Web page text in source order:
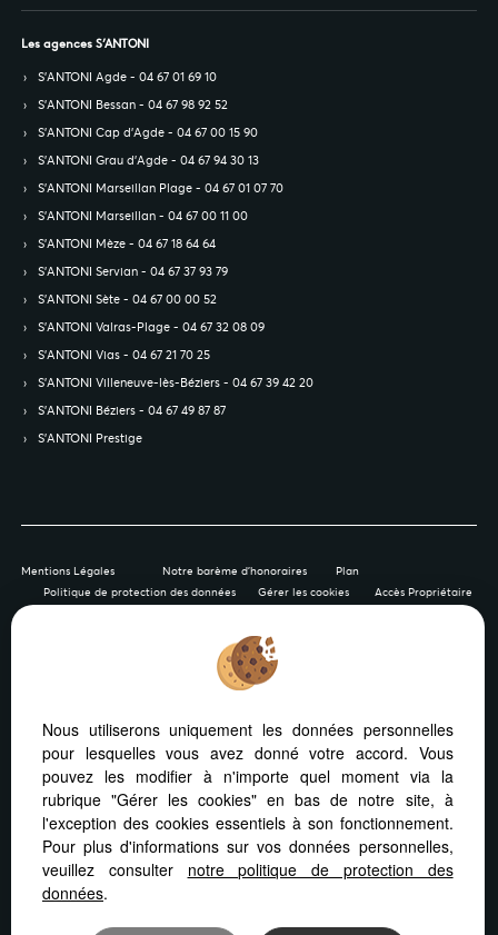
Les agences S’ANTONI
S’ANTONI Agde - 04 67 01 69 10
S’ANTONI Bessan - 04 67 98 92 52
S’ANTONI Cap d'Agde - 04 67 00 15 90
S’ANTONI Grau d'Agde - 04 67 94 30 13
S’ANTONI Marseillan Plage - 04 67 01 07 70
S’ANTONI Marseillan - 04 67 00 11 00
S’ANTONI Mèze - 04 67 18 64 64
S’ANTONI Servian - 04 67 37 93 79
S’ANTONI Sète - 04 67 00 00 52
S’ANTONI Valras-Plage - 04 67 32 08 09
S’ANTONI Vias - 04 67 21 70 25
S’ANTONI Villeneuve-lès-Béziers - 04 67 39 42 20
S’ANTONI Béziers - 04 67 49 87 87
S’ANTONI Prestige
Mentions Légales Notre barème d'honoraires
Plan
Politique de protection des données
Gérer les cookies Accès Propriétaire
Afin de vous offrir un confort de lecture permanent, depuis
votre PC, votre tablette ou votre smartphone, notre site
s’adapte automatiquement aux différents types d'écrans
Logiciel immo
Nous utiliserons uniquement les données personnelles
pour lesquelles vous avez donné votre accord. Vous
pouvez les modifier à n'importe quel moment via la
rubrique "Gérer les cookies" en bas de notre site, à
l'exception des cookies essentiels à son fonctionnement.
Pour plus d'informations sur vos données personnelles,
veuillez consulter notre politique de protection des
données.